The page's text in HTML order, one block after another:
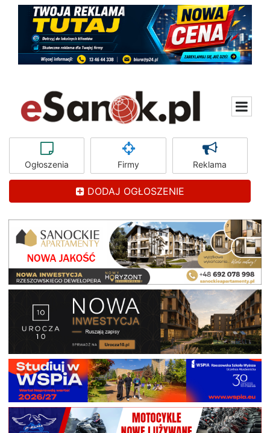
Ogłoszenia Firmy Reklama
DODAJ OGŁOSZENIE